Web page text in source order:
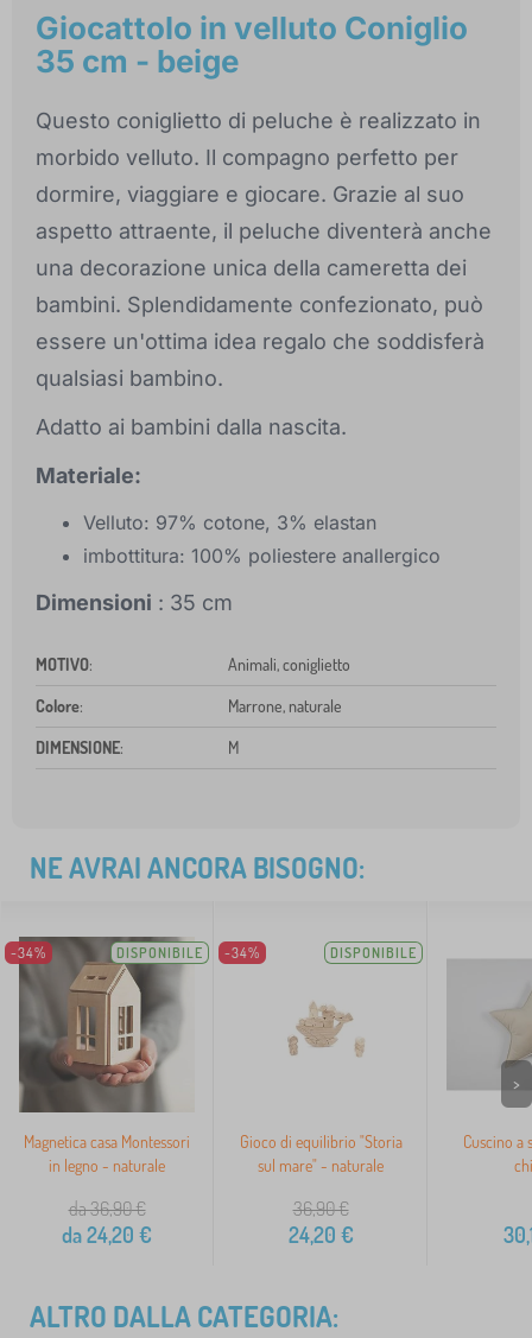
Giocattolo in velluto Coniglio
35 cm - beige
Questo coniglietto di peluche è realizzato in
morbido velluto. Il compagno perfetto per
dormire, viaggiare e giocare. Grazie al suo
aspetto attraente, il peluche diventerà anche
una decorazione unica della cameretta dei
bambini. Splendidamente confezionato, può
essere un'ottima idea regalo che soddisferà
qualsiasi bambino.
Adatto ai bambini dalla nascita.
Materiale:
Velluto: 97% cotone, 3% elastan
imbottitura: 100% poliestere anallergico
Dimensioni : 35 cm
MOTIVO: Animali, coniglietto
Colore: Marrone, naturale
DIMENSIONE: M
NE AVRAI ANCORA BISOGNO:
-34% DISPONIBILE
Magnetica casa Montessori
in legno - naturale
da 36,90€
da24,20 €
-34% DISPONIBILE
Gioco di equilibrio "Storia
sul mare" - naturale
36,90€
24,20 €
Cuscino a
>
ALTRO DALLA CATEGORIA: